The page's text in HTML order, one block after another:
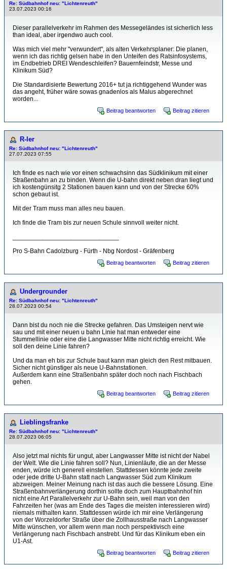
Re: Südbahnhof neu: "Lichtenreuth"
23.07.2023 00:16
Dieser parallelverkehr im Rahmen des Messegeländes ist sicherlich less
than ideal, aber irgendwo auch cool.
Was mich viel mehr "verwundert", als alten Verkehrsplaner: Die planen,
wenn ich das richtig gelsen habe in den Unteifen des Ratsinfosystems,
im Endbetrieb DREI Wendeschleifen? Bauernfeindstr, Messe und
Klinikum Süd?
Die Standardisierte Bewertung 2016+ tut ja richtiggehend Wunder was
das angeht, früher wäre sowas gnadenlos als Malus abgerechnet
worden...
Beitrag beantworten Beitrag zitieren
R-ler
Re: Südbahnhof neu: "Lichtenreuth"
27.07.2023 07:55
Ich finde es nach wie vor einen schwachsinn das Südklinikum mit einer
Straßenbahn an zu binden. Wenn die U-bahn direkt neben dran liegt und
ich kostengünsitg 2 Stationen bauen kann und von der Strecke 60%
schon gebaut ist.
Mit der Tram muss man alles neu bauen.
Ich finde die Tram bis zur neuen Schule sinnvoll weiter nicht.
Pro S-Bahn Cadolzburg - Fürth - Nbg Nordost - Gräfenberg
Beitrag beantworten Beitrag zitieren
Undergrounder
Re: Südbahnhof neu: "Lichtenreuth"
28.07.2023 00:54
Dann bist du noch nie die Strecke gefahren. Das Umsteigen nervt wie
sau und mit einer neuen u bahn Linie hat man entweder eine
Stummellinie oder eine die Langwasser Mitte nicht richtig erreicht. Wie
soll den deine Linie fahren?
Und da man eh bis zur Schule baut kann man gleich den Rest mitbauen.
Sicher nicht günstiger als neue U-Bahnstationen.
Außerdem kann eine Straßenbahn später doch noch nach Fischbach
gehen.
Beitrag beantworten Beitrag zitieren
Lieblingsfranke
Re: Südbahnhof neu: "Lichtenreuth"
28.07.2023 06:05
Also jetzt mal nichts für ungut, aber Langwasser Mitte ist nicht der Nabel
der Welt. Wie die Linie fahren soll? Nun, Linienläufe, die an der Messe
enden, würde ich generell einstellen. Stattdessen könnte jede zweite
oder jede dritte U-Bahn statt nach Langwasser Süd zum Klinikum
abzweigen. Meiner Meinung nach ist das auch die bessere Lösung. Eine
Straßenbahnverlängerung dorthin sollte doch zum Hauptbahnhof hin
nicht eine Art Parallelverkehr zur U-Bahn sein, weil man von den
Fahrzeiten her (was am Ende des Tages die meisten interessieren wird)
niemals mithalten kann. Stattdessen würde ich mir eine Verlängerung
von der Worzeldorfer Straße über die Zollhausstraße nach Langwasser
Mitte wünschen, vor allem wenn man noch perspektivisch eine
Verlängerung nach Fischbach anstrebt. Und für das Klinikum eben ein
U1-Ast.
Beitrag beantworten Beitrag zitieren